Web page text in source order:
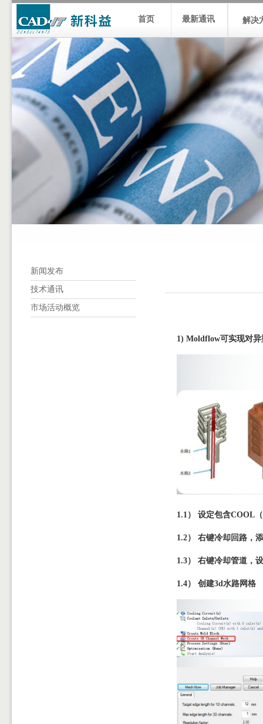
首页 最新通讯 解决
新闻发布
技术通讯
市场活动概览
1) Moldflow可实现对
1.1） 设定包含COOL
1.2） 右键冷却回路，
1.3） 右键冷却管道，
1.4） 创建3d水路网格